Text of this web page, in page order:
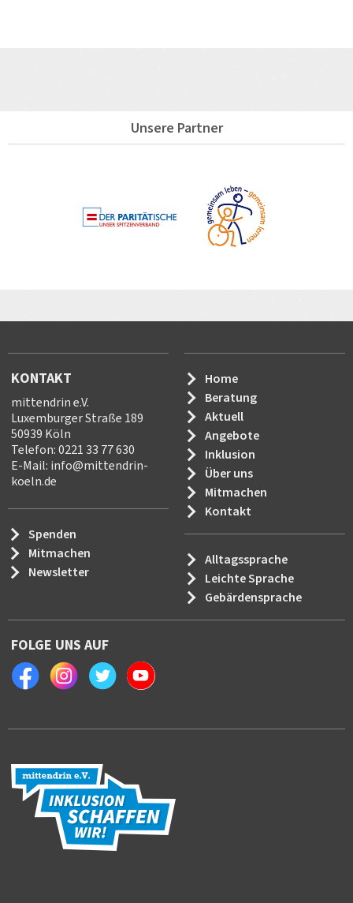
Unsere Partner
KONTAKT
mittendrin e.V.
Luxemburger Straße 189
50939 Köln
Telefon: 0221 33 77 630
E-Mail: info@mittendrin-
koeln.de
Spenden
Mitmachen
Newsletter
Home
Beratung
Aktuell
Angebote
Inklusion
Über uns
Mitmachen
Kontakt
Alltagssprache
Leichte Sprache
Gebärdensprache
FOLGE UNS AUF
FacebookInstagramTwitter